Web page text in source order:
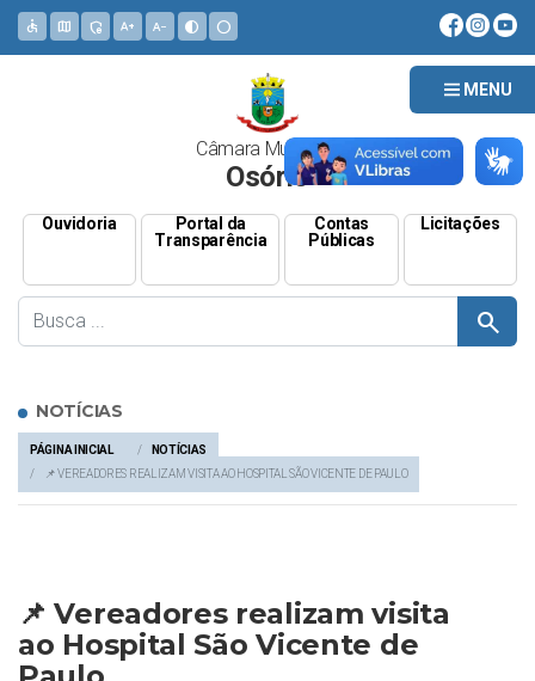
MENU
accessible map admin_panel_settings text_increase text_decrease contrast circle
Câmara Municipal
Osório
Ouvidoria
Portal da
Transparência
Contas
Públicas
Licitações
search
NOTÍCIAS
PÁGINA INICIAL
NOTÍCIAS
📌 VEREADORES REALIZAM VISITA AO HOSPITAL SÃO VICENTE DE PAULO
📌 Vereadores realizam visita
ao Hospital São Vicente de